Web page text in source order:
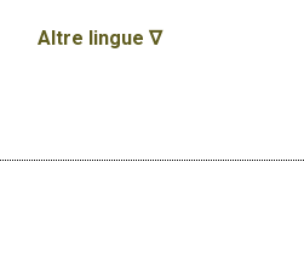
Altre lingue ∇